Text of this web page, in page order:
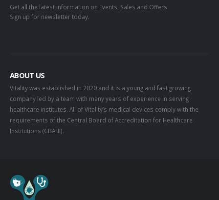
Get all the latest information on Events, Sales and Offers.
Sign up for newsletter today.
ABOUT US
Vitality was established in 2020 and it is a young and fast growing
company led by a team with many years of experience in serving
healthcare institutes. All of Vitality’s medical devices comply with the
requirements of the Central Board of Accreditation for Healthcare
Institutions (CBAHI).